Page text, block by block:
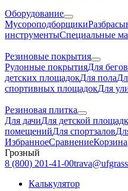
Оборудование
Мусороподборщики
инструментыСпециальные
Резиновые покрытия
Рулонные покрытияДля
детских площадокДля пола
спортивных площадокДля
Резиновая плитка
Для дачиДля детской
помещенийДля спортзалов
ИзбранноеСравнениеКорзина
Грозный
8 (800) 201-41-00
Калькулятор